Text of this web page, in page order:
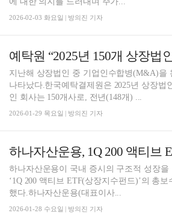
2026-02-03 화요일 | 방의진 기자
예탁원 “2025년 150개 상장
지난해 상장법인 중 기업인수합병(M&A)을
나타났다.한국예탁결제원은 2025년 상장
인 회사는 150개사로, 전년(148개) ...
2026-01-29 목요일 | 방의진 기자
하나자산운용이 국내 증시의 구조적 성장
‘1Q 200 액티브 ETF(상장지수펀드)’의 총
했다.하나자산운용(대표이사...
2026-01-28 수요일 | 방의진 기자